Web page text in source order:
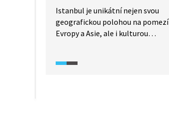
Istanbul je unikátní nejen svou
geografickou polohou na pomezí
Evropy a Asie, ale i kulturou
mezi Evropou a Asií a také o hlavní